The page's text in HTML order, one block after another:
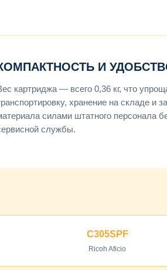
И
картриджа — всего 0,36 кг, что
хранение на складе и
силами штатного персонала
службы.
C305SPF
Ricoh Aficio